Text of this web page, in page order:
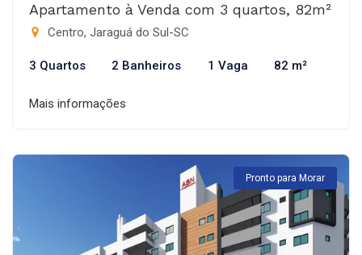
Apartamento à Venda com 3 quartos, 82m²
Centro, Jaraguá do Sul-SC
3 Quartos 2 Banheiros 1 Vaga 82 m²
Mais informações
Pronto para Morar